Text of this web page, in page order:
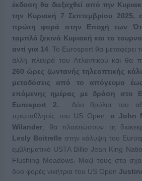
έκδοση θα διεξαχθεί από την
την Κυριακή 7 Σεπτεμβρίου 2025,
πρώτη φορά στην Εποχή των
ταμπλό ξεκινά Κυριακή και το
αντί για 14 . Το Eurosport θα μεταφέρει
άλλη πλευρά του Ατλαντικού και θα
260 ώρες ζωντανής τηλεοπτικής
μεταδόσεις από το απόγευμα
επόμενης ημέρας με δράση στο
Eurosport 2. Δύο θρύλοι του
πρωταθλητές του US Open, ο John
Wilander, θα πλαισιώσουν τη
Lesly Boitrelle στην κάλυψη του
εμβληματικό USTA Billie Jean King
Flushing Meadows. Μαζί τους στο
δύο φορές νικήτρια του US Open